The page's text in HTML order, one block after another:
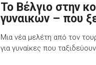
Το Βέλγιο στην
γυναικών – που
Μια νέα μελέτη από τον
για γυναίκες που